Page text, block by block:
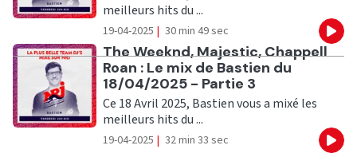
meilleurs hits du ...
19-04-2025 | 30 min 49 sec
Ecouter
The Weeknd, Majestic, Chappell
Roan : Le mix de Bastien du
18/04/2025 - Partie 3
Ce 18 Avril 2025, Bastien vous a mixé les
meilleurs hits du ...
19-04-2025 | 32 min 33 sec